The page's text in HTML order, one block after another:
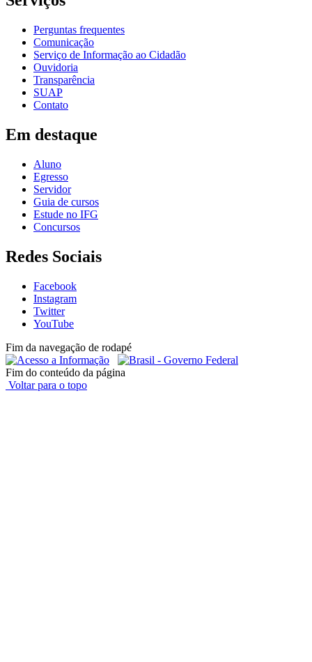
Perguntas frequentes
Comunicação
Serviço de Informação ao Cidadão
Ouvidoria
Transparência
SUAP
Contato
Em destaque
Aluno
Egresso
Servidor
Guia de cursos
Estude no IFG
Concursos
Redes Sociais
Facebook
Instagram
Twitter
YouTube
Fim da navegação de rodapé
Fim do conteúdo da página
Voltar para o topo